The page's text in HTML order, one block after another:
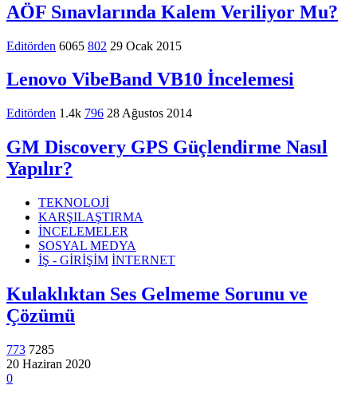
AÖF Sınavlarında Kalem Veriliyor Mu?
Editörden 6065 802 29 Ocak 2015
Lenovo VibeBand VB10 İncelemesi
Editörden 1.4k 796 28 Ağustos 2014
GM Discovery GPS Güçlendirme Nasıl
Yapılır?
TEKNOLOJİ
KARŞILAŞTIRMA
İNCELEMELER
SOSYAL MEDYA
İŞ - GİRİŞİM İNTERNET
Kulaklıktan Ses Gelmeme Sorunu ve
Çözümü
773 7285
20 Haziran 2020
0